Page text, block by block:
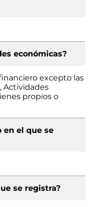
económicas?
excepto las
Actividades
propios o
en el que se
se registra?